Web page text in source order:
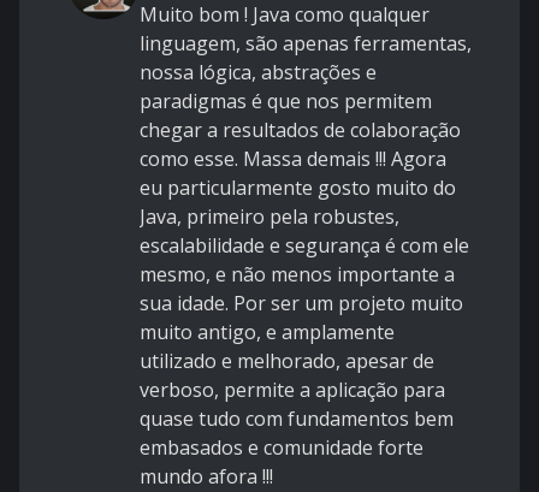
Muito bom ! Java como qualquer
linguagem, são apenas ferramentas,
nossa lógica, abstrações e
paradigmas é que nos permitem
chegar a resultados de colaboração
como esse. Massa demais !!! Agora
eu particularmente gosto muito do
Java, primeiro pela robustes,
escalabilidade e segurança é com ele
mesmo, e não menos importante a
sua idade. Por ser um projeto muito
muito antigo, e amplamente
utilizado e melhorado, apesar de
verboso, permite a aplicação para
quase tudo com fundamentos bem
embasados e comunidade forte
mundo afora !!!